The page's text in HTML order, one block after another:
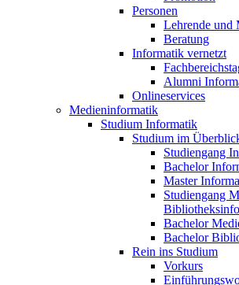
Personen
Lehrende und
Beratung
Informatik vernetzt
Alumni
Onlineservices
Medieninformatik
Studium Informatik
Studium im
Studiengang
Bachelor
Master
Studiengang
Bachelor
Bachelor
Rein ins Studium
Vorkurs